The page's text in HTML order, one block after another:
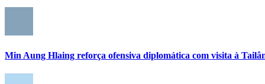
Min Aung Hlaing reforça ofensiva diplomática com visita à